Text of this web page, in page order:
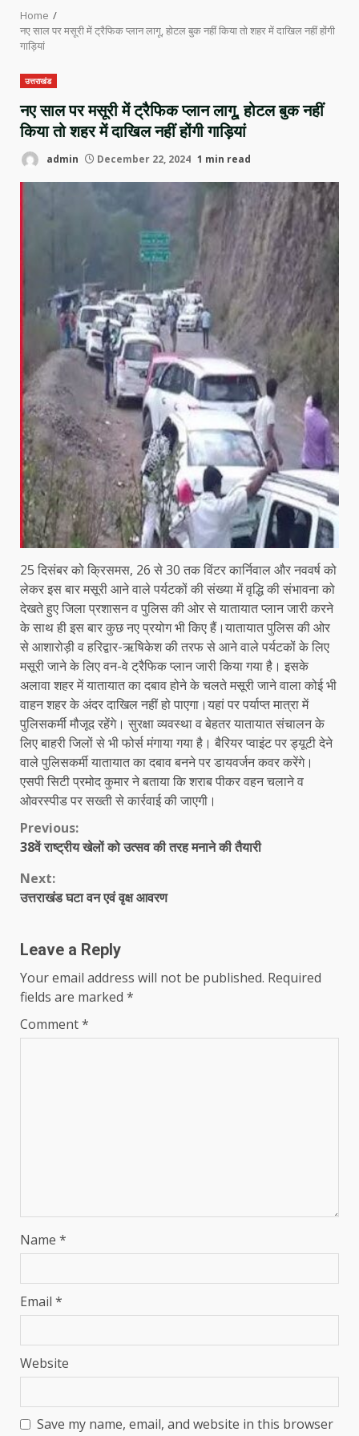
Home
नए साल पर मसूरी में ट्रैफिक प्लान लागू, होटल बुक नहीं किया तो शहर में दाखिल नहीं होंगी
गाड़ियां
उत्तराखंड
नए साल पर मसूरी में ट्रैफिक प्लान लागू, होटल बुक नहीं
किया तो शहर में दाखिल नहीं होंगी गाड़ियां
admin December 22, 2024 1 min read
25 दिसंबर को क्रिसमस, 26 से 30 तक विंटर कार्निवाल और नववर्ष को
लेकर इस बार मसूरी आने वाले पर्यटकों की संख्या में वृद्धि की संभावना को
देखते हुए जिला प्रशासन व पुलिस की ओर से यातायात प्लान जारी करने
के साथ ही इस बार कुछ नए प्रयोग भी किए हैं।यातायात पुलिस की ओर
से आशारोड़ी व हरिद्वार-ऋषिकेश की तरफ से आने वाले पर्यटकों के लिए
मसूरी जाने के लिए वन-वे ट्रैफिक प्लान जारी किया गया है। इसके
अलावा शहर में यातायात का दबाव होने के चलते मसूरी जाने वाला कोई भी
वाहन शहर के अंदर दाखिल नहीं हो पाएगा।यहां पर पर्याप्त मात्रा में
पुलिसकर्मी मौजूद रहेंगे। सुरक्षा व्यवस्था व बेहतर यातायात संचालन के
लिए बाहरी जिलों से भी फोर्स मंगाया गया है। बैरियर प्वाइंट पर ड्यूटी देने
वाले पुलिसकर्मी यातायात का दबाव बनने पर डायवर्जन कवर करेंगे।
एसपी सिटी प्रमोद कुमार ने बताया कि शराब पीकर वहन चलाने व
ओवरस्पीड पर सख्ती से कार्रवाई की जाएगी।
Continue
Reading
Previous:
38वें राष्ट्रीय खेलों को उत्सव की तरह मनाने की तैयारी
Next:
उत्तराखंड घटा वन एवं वृक्ष आवरण
Leave a Reply
Your email address will not be published. Required
fields are marked *
Comment*
Name *
Email *
Website
Save my name, email, and website in this browser